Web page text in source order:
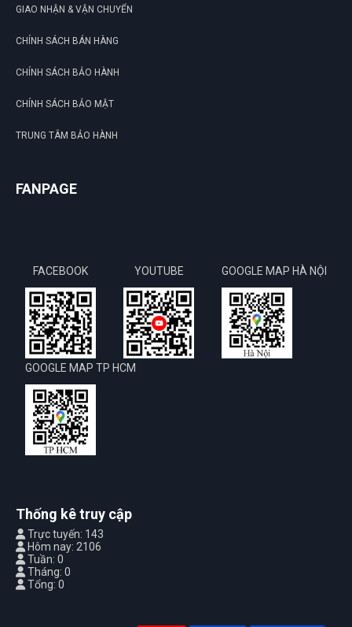
GIAO NHẬN & VẬN CHUYỂN
CHÍNH SÁCH BÁN HÀNG
CHÍNH SÁCH BẢO HÀNH
CHÍNH SÁCH BẢO MẬT
TRUNG TÂM BẢO HÀNH
FANPAGE
FACEBOOK YOUTUBE GOOGLE MAP HÀ NỘI
GOOGLE MAP TP HCM
Thống kê truy cập
Trực tuyến: 143
Hôm nay: 2106
Tuần: 0
Tháng: 0
Tổng: 0